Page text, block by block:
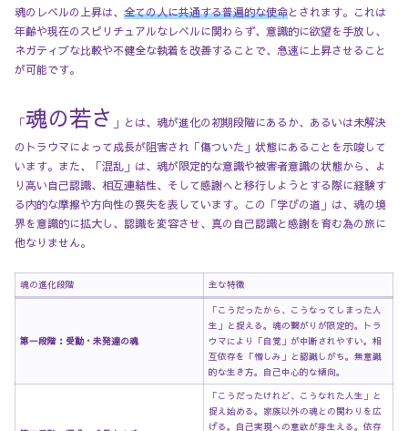
魂のレベルの上昇は、 全ての人に共通する普遍的な使命とされます。これは
年齢や現在のスピリチュアルなレベルに関わらず、意識的に欲望を手放し、
ネガティブな比較や不健全な執着を改善することで、急速に上昇させること
が可能です。
「魂の若さ 」とは、魂が進化の初期段階にあるか、あるいは未解決
のトラウマによって成長が阻害され「傷ついた」状態にあることを示唆して
います。また、「混乱」は、魂が限定的な意識や被害者意識の状態から、よ
り高い自己認識、相互連結性、そして感謝へと移行しようとする際に経験す
る内的な摩擦や方向性の喪失を表しています。この「学びの道」は、魂の境
界を意識的に拡大し、認識を変容させ、真の自己認識と感謝を育む為の旅に
他なりません。
魂の進化段階 主な特徴
第一段階：受動・未発達の魂
「こうだったから、こうなってしまった人
生」と捉える。魂の繋がりが限定的。トラ
ウマにより「自覚」が中断されやすい。相
互依存を「憎しみ」と認識しがち。無意識
的な生き方。自己中心的な傾向。
「こうだったけれど、こうなれた人生」と
捉え始める。家族以外の魂との関わりを広
げる。自己実現への意欲が芽生える。依存